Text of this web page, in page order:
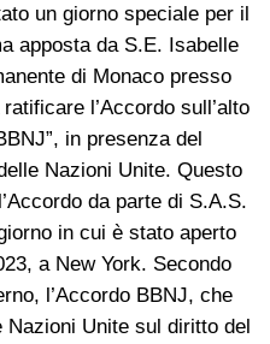
un giorno speciale per il
apposta da S.E. Isabelle
di Monaco presso
l’Accordo sull’alto
in presenza del
Nazioni Unite. Questo
da parte di S.A.S.
in cui è stato aperto
a New York. Secondo
l’Accordo BBNJ, che
Nazioni Unite sul diritto del